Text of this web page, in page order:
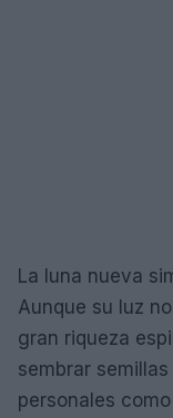
La luna nueva
Aunque su luz
gran riqueza
sembrar
personales